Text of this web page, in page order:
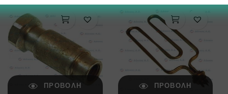
ΠΡΟΒΟΛΉ ΠΡΟΒΟΛΉ